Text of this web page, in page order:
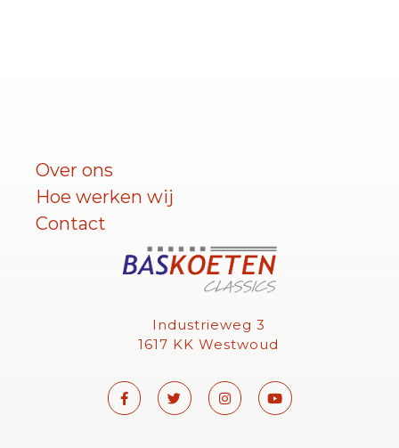
Over ons
Hoe werken wij
Contact
Industrieweg 3
1617 KK Westwoud
F
a
c
e
T
w
i
t
I
n
s
t
Y
o
u
t